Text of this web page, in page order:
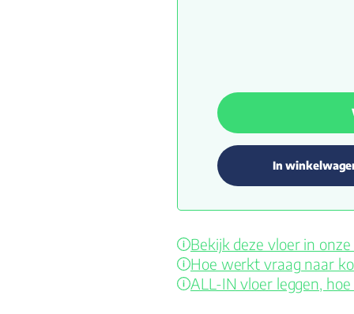
In
Bekijk deze vloer in
Hoe werkt vraag naar
ALL-IN vloer leggen,